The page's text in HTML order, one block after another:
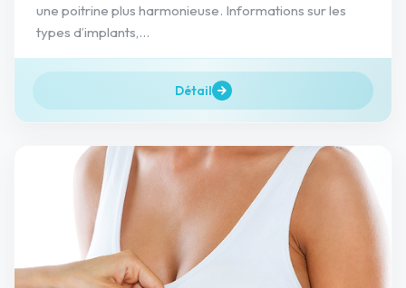
une poitrine plus harmonieuse. Informations sur les
types d’implants,...
Détail